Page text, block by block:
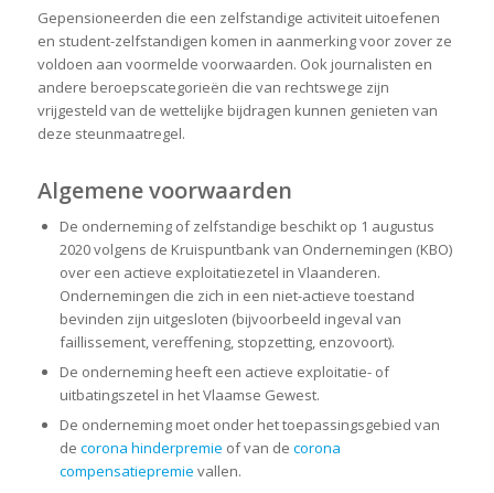
Gepensioneerden die een zelfstandige activiteit uitoefenen
en student-zelfstandigen komen in aanmerking voor zover ze
voldoen aan voormelde voorwaarden. Ook journalisten en
andere beroepscategorieën die van rechtswege zijn
vrijgesteld van de wettelijke bijdragen kunnen genieten van
deze steunmaatregel.
Algemene voorwaarden
De onderneming of zelfstandige beschikt op 1 augustus
2020 volgens de Kruispuntbank van Ondernemingen (KBO)
over een actieve exploitatiezetel in Vlaanderen.
Ondernemingen die zich in een niet-actieve toestand
bevinden zijn uitgesloten (bijvoorbeeld ingeval van
faillissement, vereffening, stopzetting, enzovoort).
De onderneming heeft een actieve exploitatie- of
uitbatingszetel in het Vlaamse Gewest.
De onderneming moet onder het toepassingsgebied van
de corona hinderpremie of van de corona
compensatiepremie vallen.